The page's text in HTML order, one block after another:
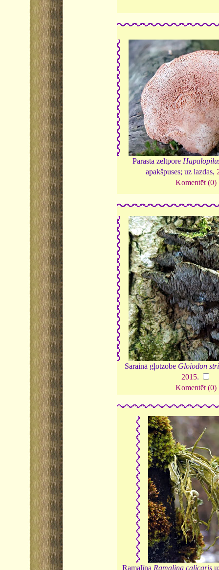
Parastā zeltpore
apakšpuses; uz lazdas,
Komentēt (0)
Sarainā gļotzobe Gloiodon
2015.
Komentēt (0)
Ramalīna Ramalina calicaris